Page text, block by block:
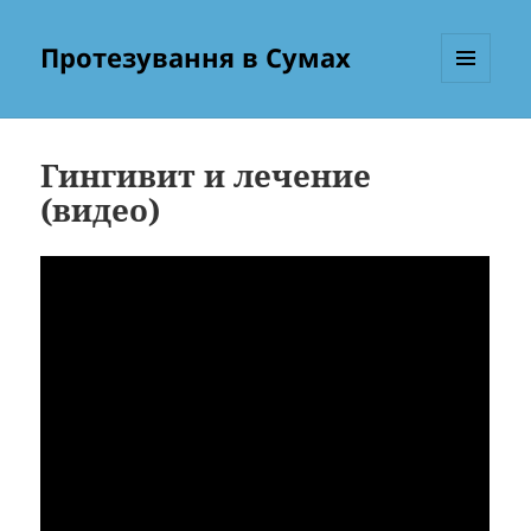
Протезування в Сумах
Гингивит и лечение
(видео)